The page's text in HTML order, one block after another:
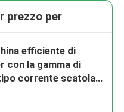
prezzo per
efficiente di
con la gamma di
corrente scatola